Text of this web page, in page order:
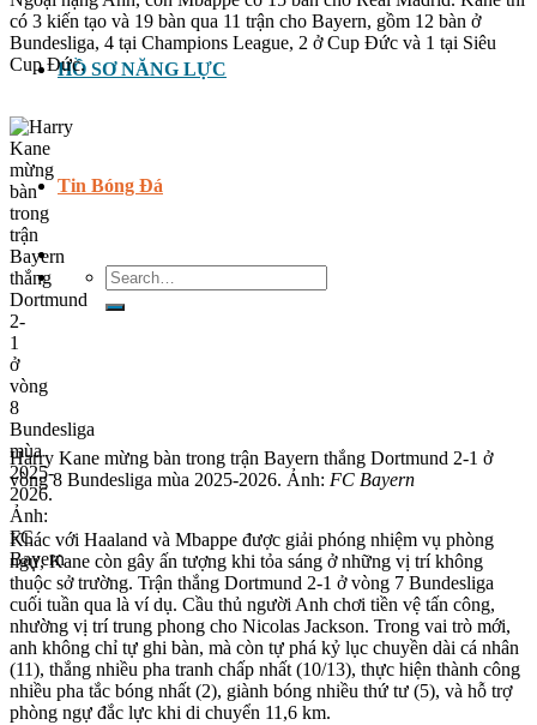
HỒ SƠ NĂNG LỰC
Tin Bóng Đá
Search
for:
có 3 kiến tạo và 19 bàn qua 11 trận cho Bayern, gồm 12 bàn ở
Bundesliga, 4 tại Champions League, 2 ở Cup Đức và 1 tại Siêu
Cup Đức.
Harry Kane mừng bàn trong trận Bayern thắng Dortmund 2-1 ở
vòng 8 Bundesliga mùa 2025-2026. Ảnh: FC Bayern
Khác với Haaland và Mbappe được giải phóng nhiệm vụ phòng
ngự, Kane còn gây ấn tượng khi tỏa sáng ở những vị trí không
thuộc sở trường. Trận thắng Dortmund 2-1 ở vòng 7 Bundesliga
cuối tuần qua là ví dụ. Cầu thủ người Anh chơi tiền vệ tấn công,
nhường vị trí trung phong cho Nicolas Jackson. Trong vai trò mới,
anh không chỉ tự ghi bàn, mà còn tự phá kỷ lục chuyền dài cá nhân
(11), thắng nhiều pha tranh chấp nhất (10/13), thực hiện thành công
nhiều pha tắc bóng nhất (2), giành bóng nhiều thứ tư (5), và hỗ trợ
phòng ngự đắc lực khi di chuyển 11,6 km.